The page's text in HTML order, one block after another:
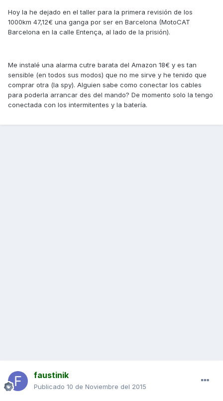
Hoy la he dejado en el taller para la primera revisión de los
1000km 47,12€ una ganga por ser en Barcelona (MotoCAT
Barcelona en la calle Entença, al lado de la prisión).
Me instalé una alarma cutre barata del Amazon 18€ y es tan
sensible (en todos sus modos) que no me sirve y he tenido que
comprar otra (la spy). Alguien sabe como conectar los cables
para poderla arrancar des del mando? De momento solo la tengo
conectada con los intermitentes y la batería.
faustinik
Publicado 10 de Noviembre del 2015